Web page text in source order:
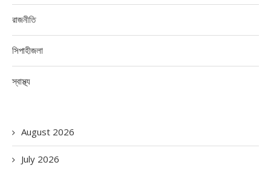
রাজনীতি
সিপাহীজলা
স্বাস্থ্য
August 2026
July 2026